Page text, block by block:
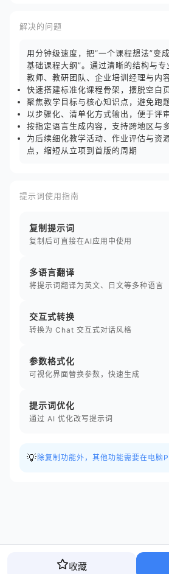
解决的问题
用分钟级速度，把“一个课程想法”变
基础课程大纲”。通过清晰的结构与
教师、教研团队、企业培训经理与内
快速搭建标准化课程骨架，摆脱空白
聚焦教学目标与核心知识点，避免跑
以步骤化、清单化方式输出，便于评
按指定语言生成内容，支持跨地区与
为后续细化教学活动、作业评估与资
点，缩短从立项到首版的周期
提示词使用指南
复制提示词
复制后可直接在AI应用中使用
多语言翻译
将提示词翻译为英文、日文等多种语言
交互式转换
转换为 Chat 交互式对话风格
参数格式化
可视化界面替换参数，快速生成
提示词优化
通过 AI 优化改写提示词
💡 除复制功能外，其他功能需要在电脑
收藏